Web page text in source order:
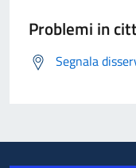
Problemi in
Segnala